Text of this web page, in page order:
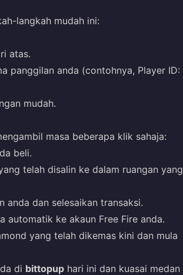
langkah mudah ini:
atas.
panggilan anda (contohnya, Player ID:
mudah.
masa beberapa klik sahaja:
beli.
telah disalin ke dalam ruangan yang
anda dan selesaikan transaksi.
automatik ke akaun Free Fire anda.
yang telah dikemas kini dan mula
di bittopup hari ini dan kuasai medan